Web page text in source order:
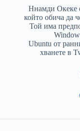
Ннамди Океке
който обича да
Той има
Ubuntu от
хванете в